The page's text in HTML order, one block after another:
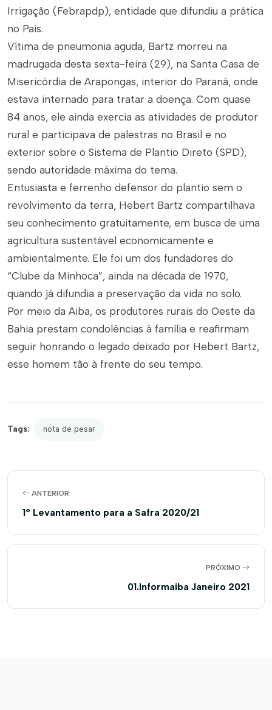
Irrigação (Febrapdp), entidade que difundiu a prática
no País.
Vítima de pneumonia aguda, Bartz morreu na
madrugada desta sexta-feira (29), na Santa Casa de
Misericórdia de Arapongas, interior do Paraná, onde
estava internado para tratar a doença. Com quase
84 anos, ele ainda exercia as atividades de produtor
rural e participava de palestras no Brasil e no
exterior sobre o Sistema de Plantio Direto (SPD),
sendo autoridade máxima do tema.
Entusiasta e ferrenho defensor do plantio sem o
revolvimento da terra, Hebert Bartz compartilhava
seu conhecimento gratuitamente, em busca de uma
agricultura sustentável economicamente e
ambientalmente. Ele foi um dos fundadores do
“Clube da Minhoca”, ainda na década de 1970,
quando já difundia a preservação da vida no solo.
Por meio da Aiba, os produtores rurais do Oeste da
Bahia prestam condolências à família e reafirmam
seguir honrando o legado deixado por Hebert Bartz,
esse homem tão à frente do seu tempo.
Tags: nota de pesar
ANTERIOR
1° Levantamento para a Safra 2020/21
PRÓXIMO
01.Informaiba Janeiro 2021